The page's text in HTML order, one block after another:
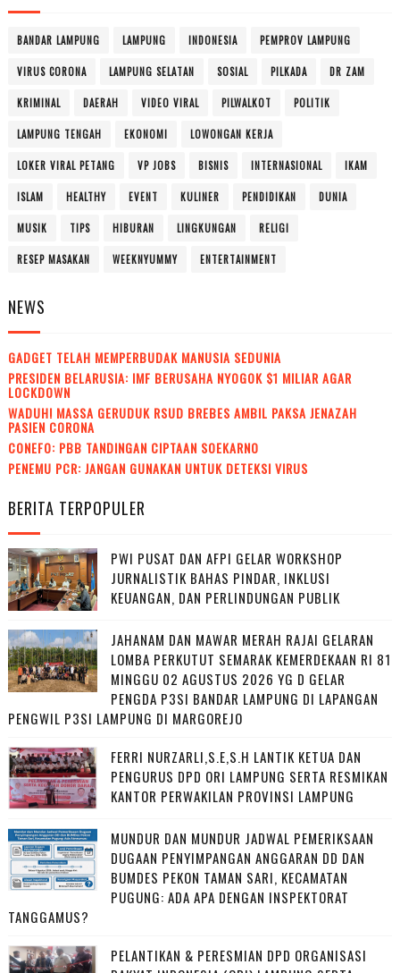
BANDAR LAMPUNG LAMPUNG INDONESIA PEMPROV LAMPUNG
VIRUS CORONA LAMPUNG SELATAN SOSIAL PILKADA DR ZAM
KRIMINAL DAERAH VIDEO VIRAL PILWALKOT POLITIK
LAMPUNG TENGAH EKONOMI LOWONGAN KERJA
LOKER VIRAL PETANG VP JOBS BISNIS INTERNASIONAL IKAM
ISLAM HEALTHY EVENT KULINER PENDIDIKAN DUNIA
MUSIK TIPS HIBURAN LINGKUNGAN RELIGI
RESEP MASAKAN WEEKNYUMMY ENTERTAINMENT
NEWS
GADGET TELAH MEMPERBUDAK MANUSIA SEDUNIA
PRESIDEN BELARUSIA: IMF BERUSAHA NYOGOK $1 MILIAR AGAR
LOCKDOWN
WADUH! MASSA GERUDUK RSUD BREBES AMBIL PAKSA JENAZAH
PASIEN CORONA
CONEFO: PBB TANDINGAN CIPTAAN SOEKARNO
PENEMU PCR: JANGAN GUNAKAN UNTUK DETEKSI VIRUS
BERITA TERPOPULER
PWI PUSAT DAN AFPI GELAR WORKSHOP
JURNALISTIK BAHAS PINDAR, INKLUSI
KEUANGAN, DAN PERLINDUNGAN PUBLIK
JAHANAM DAN MAWAR MERAH RAJAI GELARAN
LOMBA PERKUTUT SEMARAK KEMERDEKAAN RI 81
MINGGU 02 AGUSTUS 2026 YG D GELAR
PENGDA P3SI BANDAR LAMPUNG DI LAPANGAN
PENGWIL P3SI LAMPUNG DI MARGOREJO
FERRI NURZARLI,S.E,S.H LANTIK KETUA DAN
PENGURUS DPD ORI LAMPUNG SERTA RESMIKAN
KANTOR PERWAKILAN PROVINSI LAMPUNG
MUNDUR DAN MUNDUR JADWAL PEMERIKSAAN
DUGAAN PENYIMPANGAN ANGGARAN DD DAN
BUMDES PEKON TAMAN SARI, KECAMATAN
PUGUNG: ADA APA DENGAN INSPEKTORAT
TANGGAMUS?
PELANTIKAN & PERESMIAN DPD ORGANISASI